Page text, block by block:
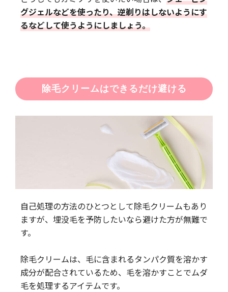
グジェルなどを使ったり、逆剃りはしないようにす
るなどして使うようにしましょう。
除毛クリームはできるだけ避ける
自己処理の方法のひとつとして除毛クリームもあり
ますが、埋没毛を予防したいなら避けた方が無難で
す。
除毛クリームは、毛に含まれるタンパク質を溶かす
成分が配合されているため、毛を溶かすことでムダ
毛を処理するアイテムです。